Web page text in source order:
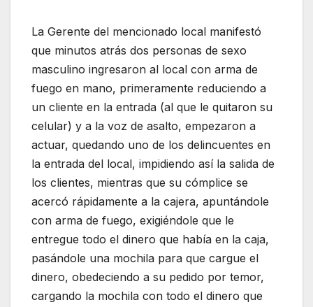
La Gerente del mencionado local manifestó
que minutos atrás dos personas de sexo
masculino ingresaron al local con arma de
fuego en mano, primeramente reduciendo a
un cliente en la entrada (al que le quitaron su
celular) y a la voz de asalto, empezaron a
actuar, quedando uno de los delincuentes en
la entrada del local, impidiendo así la salida de
los clientes, mientras que su cómplice se
acercó rápidamente a la cajera, apuntándole
con arma de fuego, exigiéndole que le
entregue todo el dinero que había en la caja,
pasándole una mochila para que cargue el
dinero, obedeciendo a su pedido por temor,
cargando la mochila con todo el dinero que